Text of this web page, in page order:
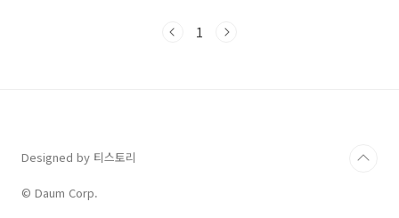
업장 소재지 관할 고용노동부 방문 및 노동부 홈페이지 온라인 진정
제기 가능 ②근로감독관이 근로자와 사업주에게 출석 요구하여 조
1
Designed by 티스토리
© Daum Corp.